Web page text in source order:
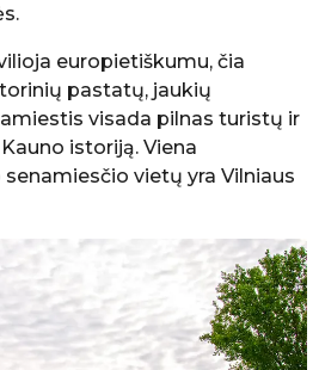
europietiškumu, čia
pastatų, jaukių
visada pilnas turistų ir
istoriją. Viena
vietų yra Vilniaus